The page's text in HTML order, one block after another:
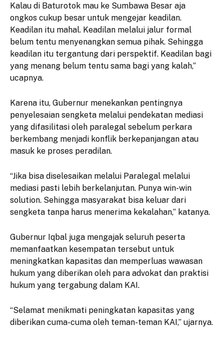
Kalau di Baturotok mau ke Sumbawa Besar aja
ongkos cukup besar untuk mengejar keadilan.
Keadilan itu mahal. Keadilan melalui jalur formal
belum tentu menyenangkan semua pihak. Sehingga
keadilan itu tergantung dari perspektif. Keadilan bagi
yang menang belum tentu sama bagi yang kalah,”
ucapnya.
Karena itu, Gubernur menekankan pentingnya
penyelesaian sengketa melalui pendekatan mediasi
yang difasilitasi oleh paralegal sebelum perkara
berkembang menjadi konflik berkepanjangan atau
masuk ke proses peradilan.
“Jika bisa diselesaikan melalui Paralegal melalui
mediasi pasti lebih berkelanjutan. Punya win-win
solution. Sehingga masyarakat bisa keluar dari
sengketa tanpa harus menerima kekalahan,” katanya.
Gubernur Iqbal juga mengajak seluruh peserta
memanfaatkan kesempatan tersebut untuk
meningkatkan kapasitas dan memperluas wawasan
hukum yang diberikan oleh para advokat dan praktisi
hukum yang tergabung dalam KAI.
“Selamat menikmati peningkatan kapasitas yang
diberikan cuma-cuma oleh teman-teman KAI,” ujarnya.